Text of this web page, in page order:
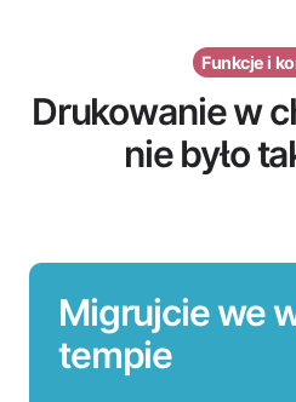
Funkcje i
Drukowanie w
nie było
Migrujcie we
tempie